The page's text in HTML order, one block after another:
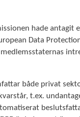
hade
Data
både privat
t.ex.